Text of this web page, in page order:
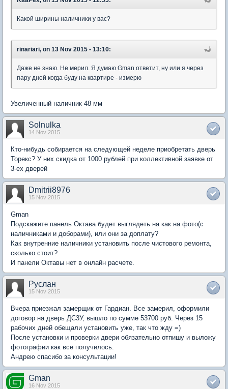
Какой ширины наличники у вас?
rinariari, on 13 Nov 2015 - 13:10:
Даже не знаю. Не мерил. Я думаю Gman ответит, ну или я через
пару дней когда буду на квартире - измерю
Увеличенный наличник 48 мм
Solnulka
14 Nov 2015
Кто-нибудь собирается на следующей неделе приобретать дверь
Торекс? У них скидка от 1000 рублей при коллективной заявке от
3-ех дверей
Dmitrii8976
15 Nov 2015
Gman
Подскажите панель Октава будет выглядеть на как на фото(с
наличниками и доборами), или они за доплату?
Как внутренние наличники установить после чистового ремонта,
сколько стоит?
И панели Октавы нет в онлайн расчете.
Руслан
15 Nov 2015
Вчера приезжал замерщик от Гардиан. Все замерил, оформили
договор на дверь ДС3У, вышло по сумме 53700 руб. Через 15
рабочих дней обещали установить уже, так что жду =)
После установки и проверки двери обязательно отпишу и выложу
фотографии как все получилось.
Андрею спасибо за консультации!
Gman
16 Nov 2015